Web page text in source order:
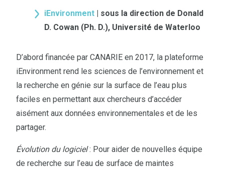
iEnvironment | sous la direction de Donald
D. Cowan (Ph. D.), Université de Waterloo
D’abord financée par CANARIE en 2017, la plateforme
iEnvironment rend les sciences de l’environnement et
la recherche en génie sur la surface de l’eau plus
faciles en permettant aux chercheurs d’accéder
aisément aux données environnementales et de les
partager.
Évolution du logiciel: Pour aider de nouvelles équipe
de recherche sur l’eau de surface de maintes